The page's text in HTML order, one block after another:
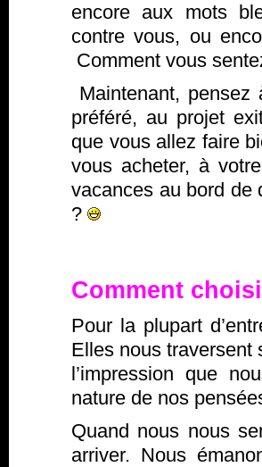
encore aux mots
contre vous, ou
Comment vous
Maintenant,
préféré, au projet
que vous allez faire
vous acheter, à
vacances au bord de
?
Comment
Pour la plupart
Elles nous traversent
l’impression que
nature de nos
Quand nous nous
arriver. Nous